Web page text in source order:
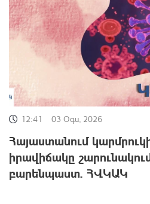
12:41 03 Օգս, 2026
Հայաստանում
իրավիճակը
բարենպաստ. ՀՎԿԱԿ